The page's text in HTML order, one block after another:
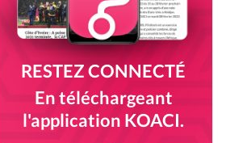
RESTEZ CONNECTÉ
En téléchargeant
l'application KOACI.